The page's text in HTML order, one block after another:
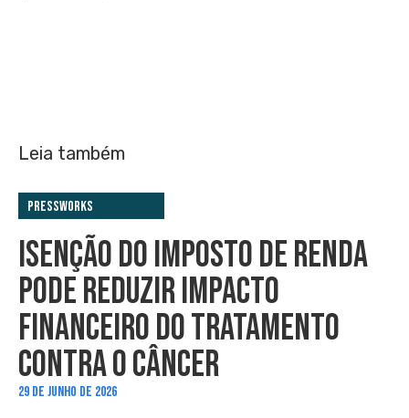
Leia também
PressWorks
ISENÇÃO DO IMPOSTO DE RENDA
PODE REDUZIR IMPACTO
FINANCEIRO DO TRATAMENTO
CONTRA O CÂNCER
29 DE JUNHO DE 2026